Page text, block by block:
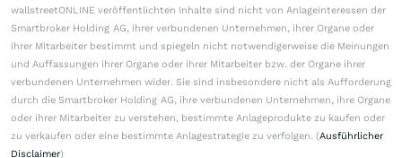
wallstreetONLINE veröffentlichten Inhalte sind nicht von Anlageinteressen der
Smartbroker Holding AG, ihrer verbundenen Unternehmen, ihrer Organe oder
ihrer Mitarbeiter bestimmt und spiegeln nicht notwendigerweise die Meinungen
und Auffassungen ihrer Organe oder ihrer Mitarbeiter bzw. der Organe ihrer
verbundenen Unternehmen wider. Sie sind insbesondere nicht als Aufforderung
durch die Smartbroker Holding AG, ihre verbundenen Unternehmen, ihre Organe
oder ihrer Mitarbeiter zu verstehen, bestimmte Anlageprodukte zu kaufen oder
zu verkaufen oder eine bestimmte Anlagestrategie zu verfolgen. (Ausführlicher
Disclaimer)